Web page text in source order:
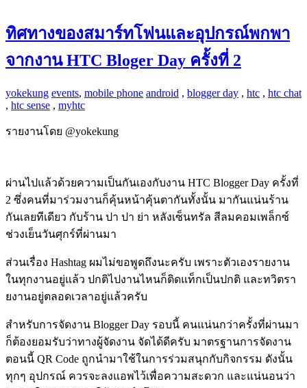
ทิศทางของสมาร์ทโฟนและอุปกรณ์พกพา
จากงาน HTC Bloger Day ครั้งที่ 2
yokekung events, mobile phone android , blogger day , htc , htc chat
, htc sense , myhtc
รายงานโดย @yokekung
ผ่านไปแล้วด้วยความเป็นกันเองกับงาน HTC Blogger Day ครั้งที่
2 ซึ่งคนที่มาร่วมงานก็คุ้นหน้าคุ้นตากันทั้งนั้น มากันแน่นร้าน
กันเลยทีเดียว กับร้าน ปา ปา ย่า หลังเซ็นทรัล สีลมคอมเพล็กซ์
ช่วงเย็นวันศุกร์ที่ผ่านมา
ส่วนเรื่อง Hashtag ผมไม่ขอพูดถึงนะครับ เพราะตัวเองรายงาน
ในทุกงานอยู่แล้ว ปกติไปงานไหนก็ติดแท็กเป็นปกติ และทวิตรา
ยงานอยู่ตลอดเวลาอยู่แล้วครับ
สำหรับการจัดงาน Blogger Day รอบนี้ คนแน่นกว่าครั้งที่ผ่านมา
ก็ต้องยอมรับว่าทางผู้จัดงาน จัดได้ดีครับ มาตรฐานการจัดงาน
ตอนนี้ QR Code ถูกนำมาใช้ในการร่วมสนุกกับกิจกรรม ดังนั้น
ทุกๆ อุปกรณ์ ควรจะลงแอพไว้เพื่อความสะดวก และแน่นอนว่า